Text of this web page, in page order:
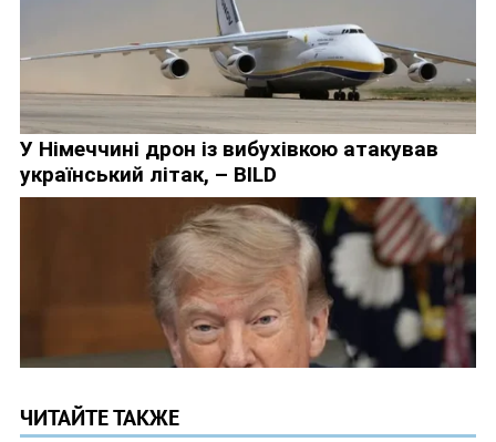
ЧИТАЙТЕ ТАКЖЕ